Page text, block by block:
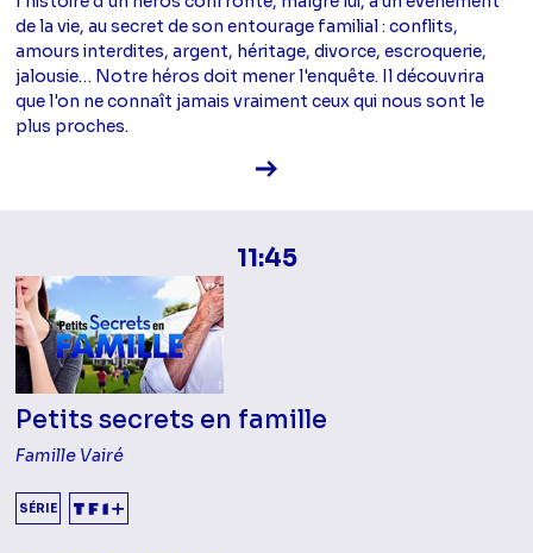
de la vie, au secret de son entourage familial : conflits,
amours interdites, argent, héritage, divorce, escroquerie,
jalousie… Notre héros doit mener l'enquête. Il découvrira
que l'on ne connaît jamais vraiment ceux qui nous sont le
plus proches.
Voir la fiche diffusion
11:45
Petits secrets en famille
Famille Vairé
SÉRIE